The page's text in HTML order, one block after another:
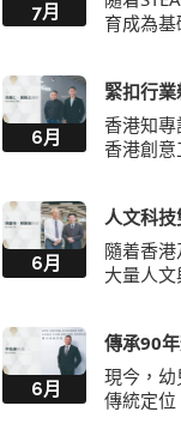
7月
育成為
6月
緊扣行
香港知
香港創意
6月
人文科
隨着香
大量人
6月
傳承90
現今，
傳統定位